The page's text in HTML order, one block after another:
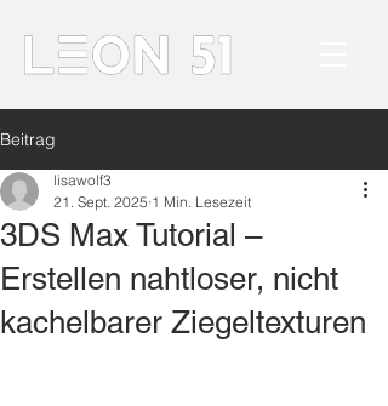
Beitrag
3DS Max Tutorial –
Erstellen nahtloser, nicht
kachelbarer Ziegeltexturen
lisawolf3
21. Sept. 2025 1 Min. Lesezeit